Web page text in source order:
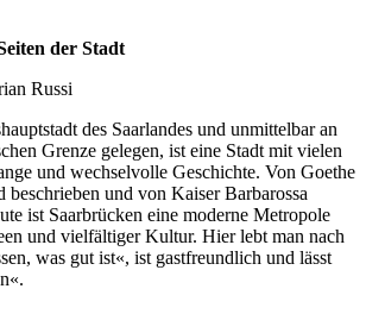
der Stadt
Russi
des Saarlandes und unmittelbar an
Grenze gelegen, ist eine Stadt mit vielen
und wechselvolle Geschichte. Von Goethe
beschrieben und von Kaiser Barbarossa
ist Saarbrücken eine moderne Metropole
und vielfältiger Kultur. Hier lebt man nach
was gut ist«, ist gastfreundlich und lässt